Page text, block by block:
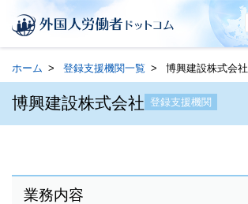
ホーム 登録支援機関一覧 博興建設株式会社
博興建設株式会社 登録支援機関
業務内容